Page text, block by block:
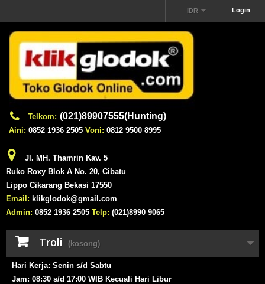
Login
IDR
Telkom: (021)89907555(Hunting)
Aini: 0852 1936 2505 Voni: 0812 9500 8995
Jl. MH. Thamrin Kav. 5
Ruko Roxy Blok A No. 20, Cibatu
Lippo Cikarang Bekasi 17550
Email: klikglodok@gmail.com
Admin: 0852 1936 2505 Telp: (021)8990 9065
Troli (kosong)
Hari Kerja: Senin s/d Sabtu
Jam: 08:30 s/d 17:00 WIB Kecuali Hari Libur